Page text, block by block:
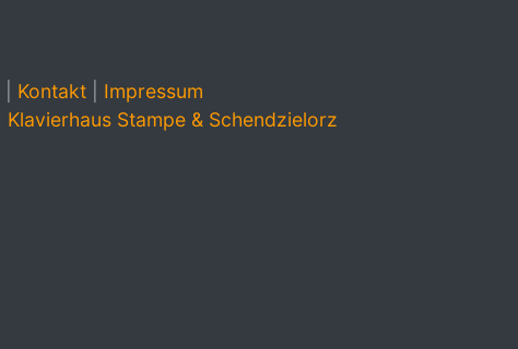
Kontakt| Impressum
Klavierhaus Stampe & Schendzielorz